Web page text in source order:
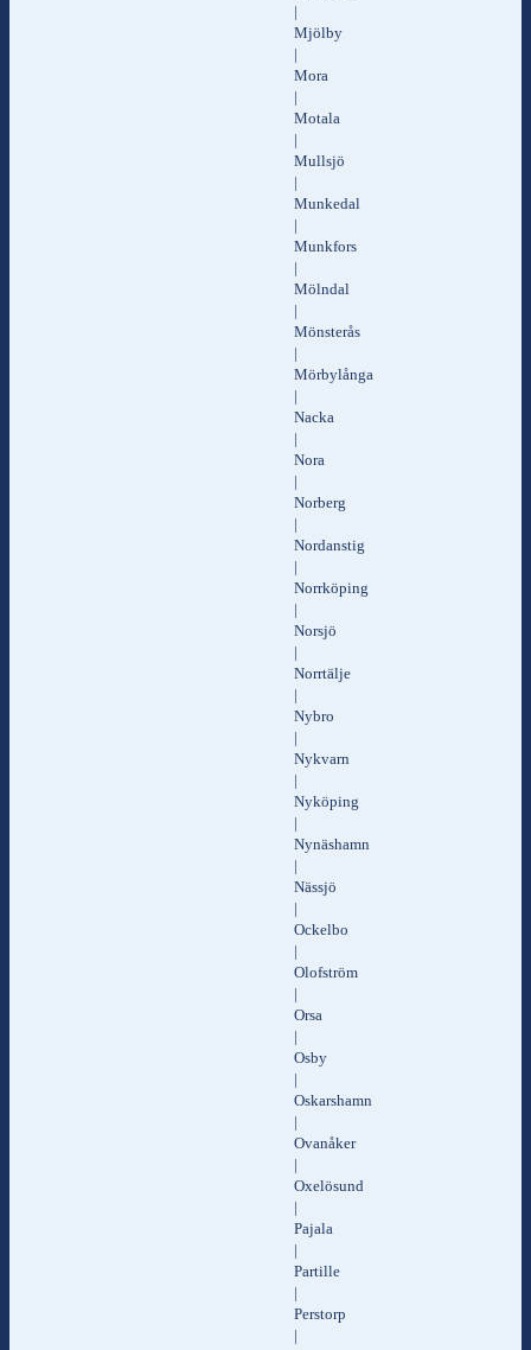
|
Mjölby
|
Mora
|
Motala
|
Mullsjö
|
Munkedal
|
Munkfors
|
Mölndal
|
Mönsterås
|
Mörbylånga
|
Nacka
|
Nora
|
Norberg
|
Nordanstig
|
Norrköping
|
Norsjö
|
Norrtälje
|
Nybro
|
Nykvarn
|
Nyköping
|
Nynäshamn
|
Nässjö
|
Ockelbo
|
Olofström
|
Orsa
|
Osby
|
Oskarshamn
|
Ovanåker
|
Oxelösund
|
Pajala
|
Partille
|
Perstorp
|